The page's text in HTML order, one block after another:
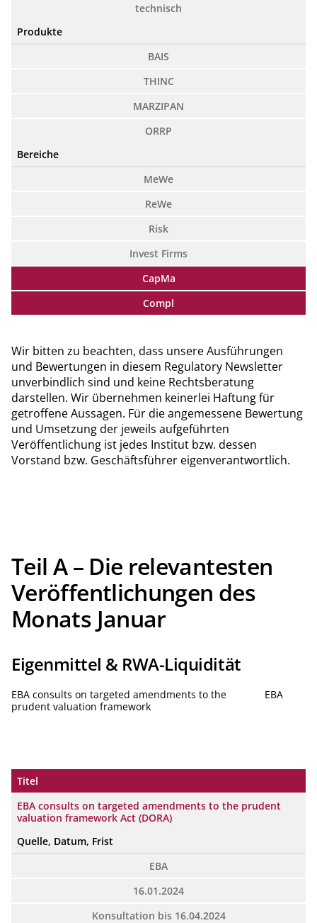
technisch
Produkte
BAIS
THINC
MARZIPAN
ORRP
Bereiche
MeWe
ReWe
Risk
Invest Firms
CapMa
Compl
Wir bitten zu beachten, dass unsere Ausführungen
und Bewertungen in diesem Regulatory Newsletter
unverbindlich sind und keine Rechtsberatung
darstellen. Wir übernehmen keinerlei Haftung für
getroffene Aussagen. Für die angemessene Bewertung
und Umsetzung der jeweils aufgeführten
Veröffentlichung ist jedes Institut bzw. dessen
Vorstand bzw. Geschäftsführer eigenverantwortlich.
Teil A – Die relevantesten
Veröffentlichungen des
Monats Januar
Eigenmittel & RWA-Liquidität
EBA consults on targeted amendments to the
prudent valuation framework
EBA
Titel
EBA consults on targeted amendments to the prudent
valuation framework Act (DORA)
Quelle, Datum, Frist
EBA
16.01.2024
Konsultation bis 16.04.2024